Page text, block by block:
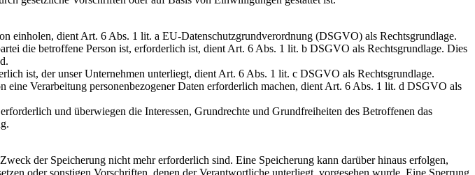
einholen, dient Art. 6 Abs. 1 lit. a EU-Datenschutzgrundverordnung (DSGVO) als Rechtsgrundlage.
die betroffene Person ist, erforderlich ist, dient Art. 6 Abs. 1 lit. b DSGVO als Rechtsgrundlage. Dies
ist, der unser Unternehmen unterliegt, dient Art. 6 Abs. 1 lit. c DSGVO als Rechtsgrundlage.
eine Verarbeitung personenbezogener Daten erforderlich machen, dient Art. 6 Abs. 1 lit. d DSGVO als
und überwiegen die Interessen, Grundrechte und Grundfreiheiten des Betroffenen das
der Speicherung nicht mehr erforderlich sind. Eine Speicherung kann darüber hinaus erfolgen,